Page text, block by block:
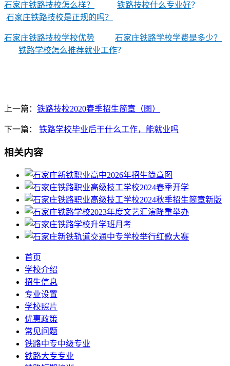
石家庄铁路技校怎么样？ 铁路技校什么专业好？
石家庄铁路技校是正规的吗？
石家庄铁路技校学校优势
石家庄铁路学校学费是多少？
铁路学校怎么推荐就业工作？
上一篇： 铁路技校2020春季招生简章（图）
下一篇： 铁路学校毕业后干什么工作，能就业吗
相关内容
首页
学校介绍
招生信息
专业设置
学校照片
优惠政策
常见问题
铁路中专中级专业
铁路大专专业